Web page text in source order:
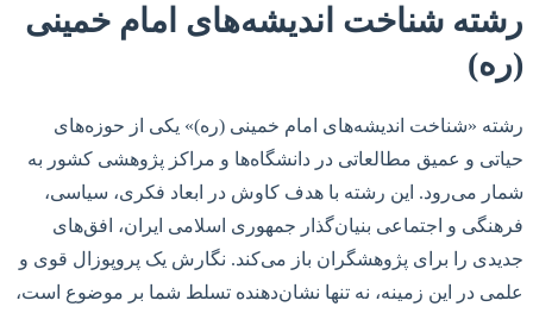
رشته شناخت اندیشه‌های امام خمینی
(ره)
رشته «شناخت اندیشه‌های امام خمینی (ره)» یکی از حوزه‌های
حیاتی و عمیق مطالعاتی در دانشگاه‌ها و مراکز پژوهشی کشور به
شمار می‌رود. این رشته با هدف کاوش در ابعاد فکری، سیاسی،
فرهنگی و اجتماعی بنیان‌گذار جمهوری اسلامی ایران، افق‌های
جدیدی را برای پژوهشگران باز می‌کند. نگارش یک پروپوزال قوی و
علمی در این زمینه، نه تنها نشان‌دهنده تسلط شما بر موضوع است،